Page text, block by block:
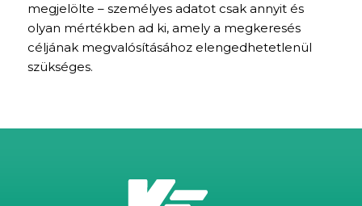
megjelölte – személyes adatot csak annyit és
olyan mértékben ad ki, amely a megkeresés
céljának megvalósításához elengedhetetlenül
szükséges.